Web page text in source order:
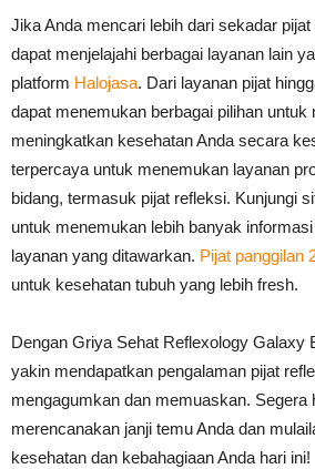
Jika Anda mencari lebih dari sekadar
dapat menjelajahi berbagai layanan lain
platform Halojasa. Dari layanan pijat
dapat menemukan berbagai pilihan untuk
meningkatkan kesehatan Anda secara
terpercaya untuk menemukan layanan
bidang, termasuk pijat refleksi. Kunjungi
untuk menemukan lebih banyak
layanan yang ditawarkan. Pijat panggilan
untuk kesehatan tubuh yang lebih fresh.
Dengan Griya Sehat Reflexology Galaxy
yakin mendapatkan pengalaman pijat
mengagumkan dan memuaskan. Segera
merencanakan janji temu Anda dan
kesehatan dan kebahagiaan Anda hari ini!